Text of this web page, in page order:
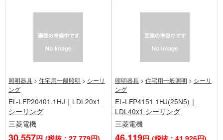
照明器具 > 住宅用一般照明 > シーリ
ング
EL-LFP20401.1HJ｜LDL20x1
シーリング
三菱電機
照明器具 > 住宅用一般照明 > シーリ
ング
EL-LFP4151 1HJ(25N5)｜
LDL40x1 シーリング
三菱電機